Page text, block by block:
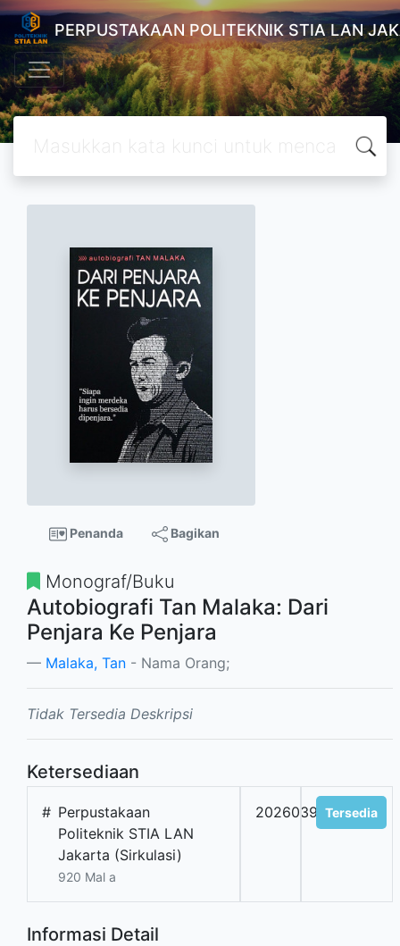
PERPUSTAKAAN POLITEKNIK STIA LAN
Penanda Bagikan
Monograf/Buku
Autobiografi Tan Malaka: Dari
Penjara Ke Penjara
Malaka, Tan - Nama Orang;
Tidak Tersedia Deskripsi
Ketersediaan
# Perpustakaan
Politeknik STIA LAN
Jakarta (Sirkulasi)
920 Mal a
2026039508Tersedia
Informasi Detail